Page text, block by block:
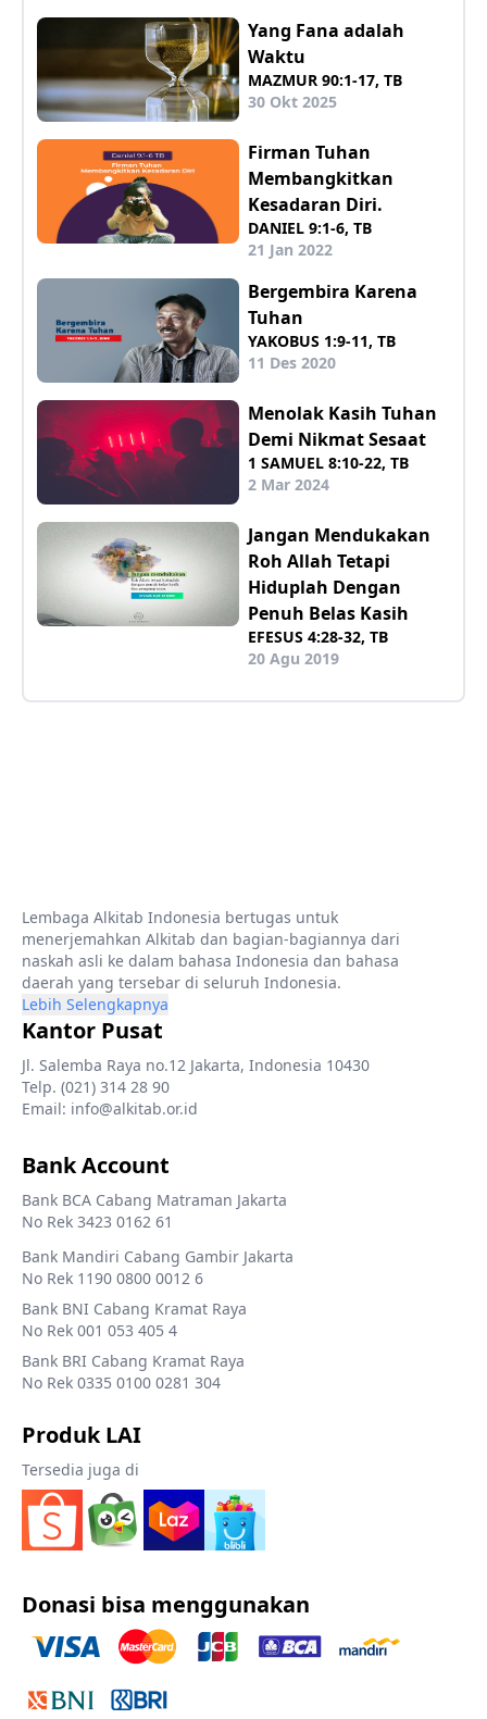
Yang Fana adalah
Waktu
MAZMUR 90:1-17, TB
30 Okt 2025
Firman Tuhan
Membangkitkan
Kesadaran Diri.
DANIEL 9:1-6, TB
21 Jan 2022
Bergembira Karena
Tuhan
YAKOBUS 1:9-11, TB
11 Des 2020
Menolak Kasih Tuhan
Demi Nikmat Sesaat
1 SAMUEL 8:10-22, TB
2 Mar 2024
Jangan Mendukakan
Roh Allah Tetapi
Hiduplah Dengan
Penuh Belas Kasih
EFESUS 4:28-32, TB
20 Agu 2019
Lembaga Alkitab Indonesia bertugas untuk
menerjemahkan Alkitab dan bagian-bagiannya dari
naskah asli ke dalam bahasa Indonesia dan bahasa
daerah yang tersebar di seluruh Indonesia.
Lebih Selengkapnya
Kantor Pusat
Jl. Salemba Raya no.12 Jakarta, Indonesia 10430
Telp. (021) 314 28 90
Email: info@alkitab.or.id
Bank Account
Bank BCA Cabang Matraman Jakarta
No Rek 3423 0162 61
Bank Mandiri Cabang Gambir Jakarta
No Rek 1190 0800 0012 6
Bank BNI Cabang Kramat Raya
No Rek 001 053 405 4
Bank BRI Cabang Kramat Raya
No Rek 0335 0100 0281 304
Produk LAI
Tersedia juga di
Donasi bisa menggunakan